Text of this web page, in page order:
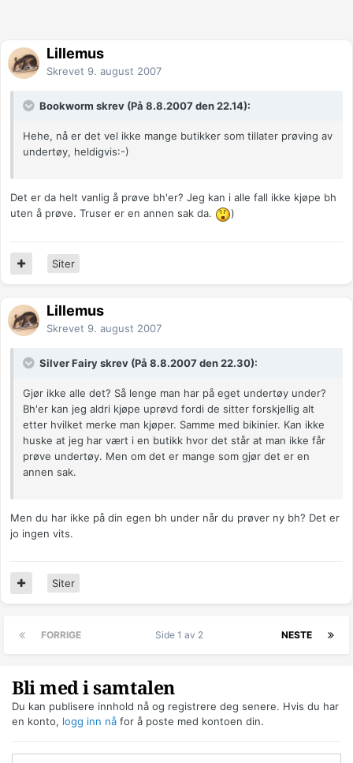
Lillemus
Skrevet 9. august 2007
Bookworm skrev (På 8.8.2007 den 22.14):
Hehe, nå er det vel ikke mange butikker som tillater prøving av
undertøy, heldigvis:-)
Det er da helt vanlig å prøve bh'er? Jeg kan i alle fall ikke kjøpe bh
uten å prøve. Truser er en annen sak da.
)
Siter
Lillemus
Skrevet 9. august 2007
Silver Fairy skrev (På 8.8.2007 den 22.30):
Gjør ikke alle det? Så lenge man har på eget undertøy under?
Bh'er kan jeg aldri kjøpe uprøvd fordi de sitter forskjellig alt
etter hvilket merke man kjøper. Samme med bikinier. Kan ikke
huske at jeg har vært i en butikk hvor det står at man ikke får
prøve undertøy. Men om det er mange som gjør det er en
annen sak.
Men du har ikke på din egen bh under når du prøver ny bh? Det er
jo ingen vits.
Siter
FORRIGE NESTE
Side 1 av 2
Bli med i samtalen
Du kan publisere innhold nå og registrere deg senere. Hvis du har
en konto, logg inn nå for å poste med kontoen din.